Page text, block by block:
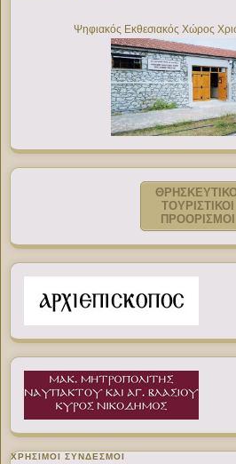
Ψηφιακός Εκθεσιακός Χώρος
ΤΟΥΡΙΣΤΙΚΟΙ
ΠΡΟΟΡΙΣΜΟΙ
ΧΡΉΣΙΜΟΙ ΣΎΝΔΕΣΜΟΙ